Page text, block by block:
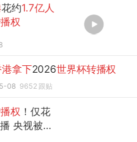
花约1.7亿人
权
拿下2026世界杯转播权
08 9652 跟贴
权 ！仅花
央视被要